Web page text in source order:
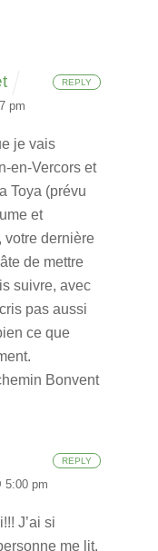
pm
je vais
en-Vercors et
Toya (prévu
et
votre dernière
de mettre
suivre, avec
pas aussi
ce que
Bonvent
REPLY
5:00 pm
J’ai si
me lit.
REPLY